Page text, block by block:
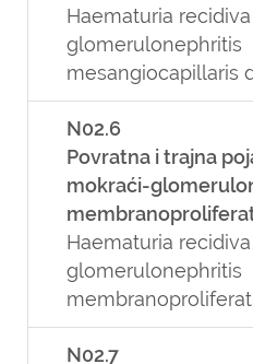
Haematuria
glomerulonephritis
mesangiocapillaris
N02.6
Povratna i trajna
mokraći-
Haematuria
glomerulonephritis
N02.7